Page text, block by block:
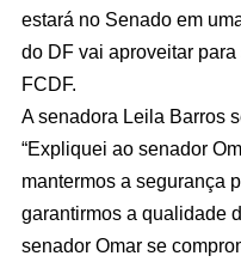
estará no Senado em
do DF vai aproveitar
FCDF.
A senadora Leila Barros
“Expliquei ao senador
mantermos a segurança
garantirmos a qualidade
senador Omar se